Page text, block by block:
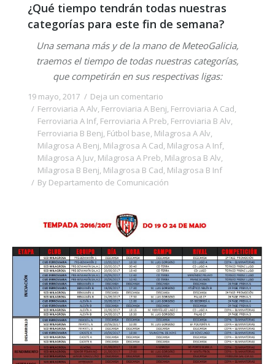
¿Qué tiempo tendrán todas nuestras
categorías para este fin de semana?
Una semana más y de la mano de MeteoGalicia,
traemos el tiempo de todas nuestras categorías,
que competirán en sus respectivas ligas:
19 mayo, 2017
Deja un comentario
Ferroviaria A Alv, Ferroviaria A Benj, Ferroviaria A Cad,
Ferroviaria A Inf, Ferroviaria A Preb, Ferroviaria B Alv,
Ferroviaria B Benj, Fútbol base, Milagrosa A Alv,
Milagrosa A Benj, Milagrosa A Cad, Milagrosa A Inf,
Milagrosa A Juv, Milagrosa A Preb, Milagrosa B Alv,
Milagrosa B Benj, Milagrosa B Cad, Milagrosa B Inf
By Departamento de Comunicación